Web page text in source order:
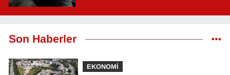
Son Haberler
EKONOMİ